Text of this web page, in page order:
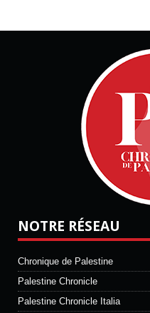
NOTRE RÉSEAU
Chronique de Palestine
Palestine Chronicle
Palestine Chronicle Italia